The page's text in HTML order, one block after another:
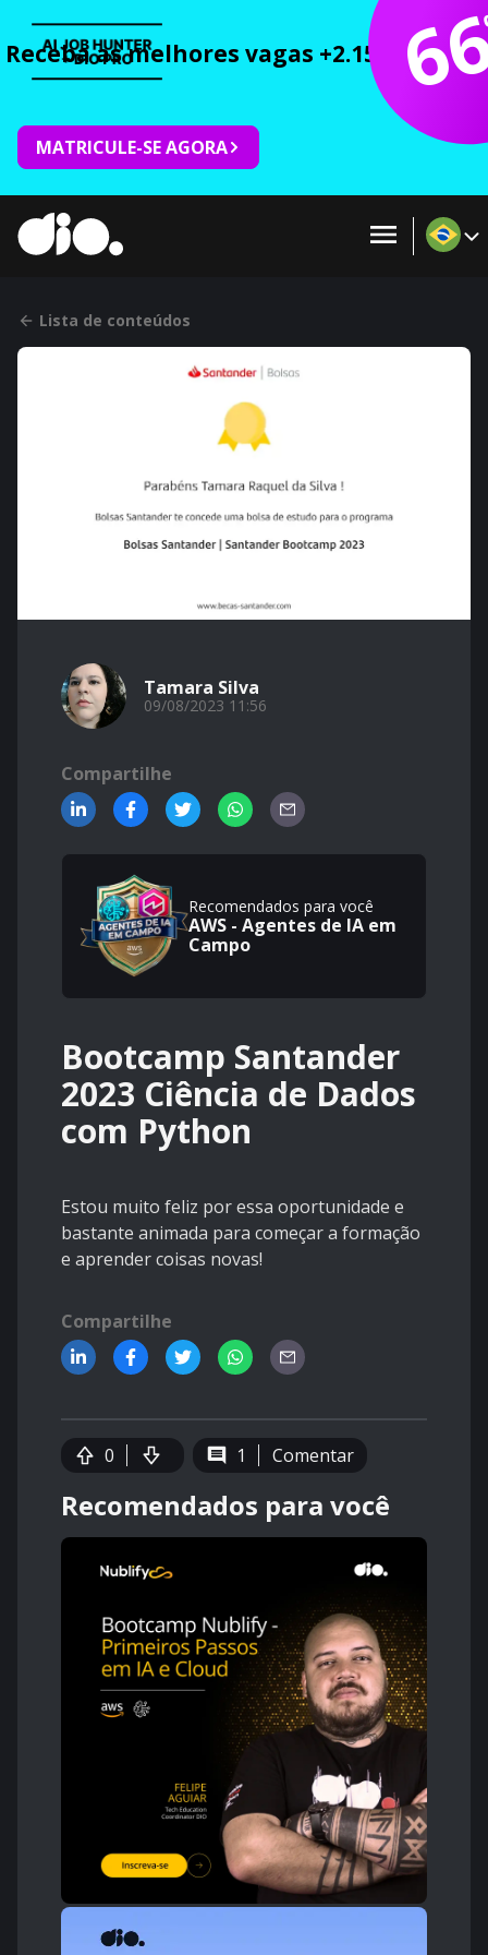
Receba as melhores vagas +2.150 cursos
MATRICULE-SE AGORA
Lista de conteúdos
Tamara Silva
09/08/2023 11:56
Compartilhe
Recomendados para você
AWS - Agentes de IA em
Campo
Bootcamp Santander
2023 Ciência de Dados
com Python
Estou muito feliz por essa oportunidade e
bastante animada para começar a formação
e aprender coisas novas!
Compartilhe
0 1 Comentar
Recomendados para você